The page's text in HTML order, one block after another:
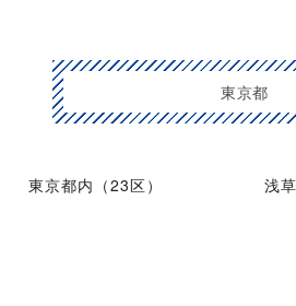
東京都
東京都内（23区） 浅